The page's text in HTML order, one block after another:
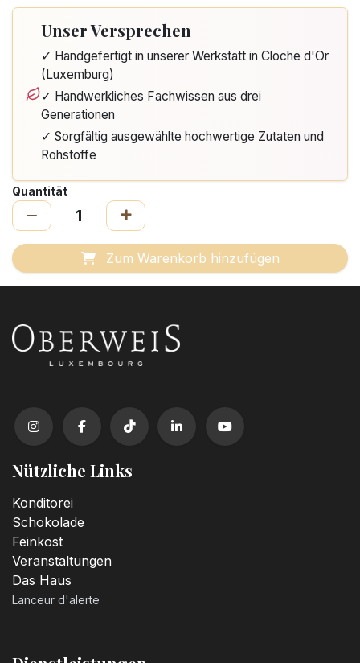
Unser Versprechen
✓ Handgefertigt in unserer Werkstatt in Cloche d'Or
(Luxemburg)
✓ Handwerkliches Fachwissen aus drei
Generationen
✓ Sorgfältig ausgewählte hochwertige Zutaten und
Rohstoffe
Quantität
Zum Warenkorb hinzufügen
Nützliche Links
Konditorei
Schokolade
Feinkost
Veranstaltungen
Das Haus
Lanceur d'alerte